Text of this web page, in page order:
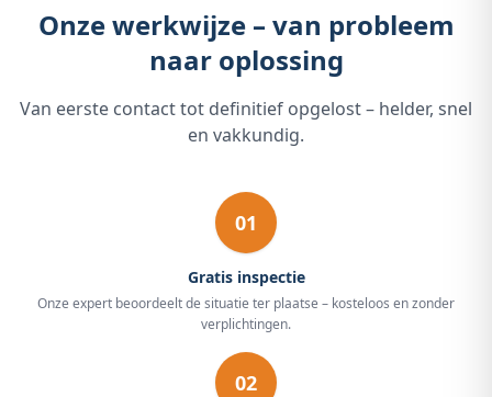
Onze werkwijze – van probleem
naar oplossing
Van eerste contact tot definitief opgelost – helder, snel
en vakkundig.
01
Gratis inspectie
Onze expert beoordeelt de situatie ter plaatse – kosteloos en zonder
verplichtingen.
02